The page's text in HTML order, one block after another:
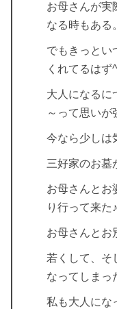
お母さんが実
なる時もある。
でもきっとい
くれてるはず
大人になるに
～って思いが
今なら少しは
三好家のお墓
お母さんとお
り行って来た♪
お母さんとお
若くして、そ
なってしまっ
私も大人にな